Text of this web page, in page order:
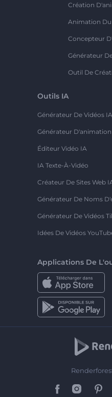
Création
Animation
Concepteur
Générateur
Outil De
Outils IA
Générateur De Vidéos IA
Générateur D'animation
Éditeur Vidéo IA
IA Texte-À-Vidéo
Créateur De Sites Web
Générateur De Noms
Générateur De Vidéos
Idées De Vidéos
Applications De